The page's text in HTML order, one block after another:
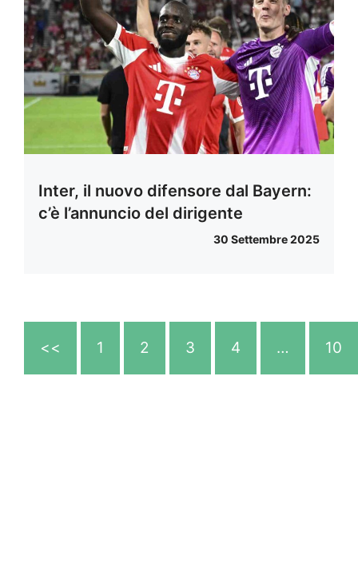
Inter, il nuovo difensore dal Bayern:
c’è l’annuncio del dirigente
30 Settembre 2025
<< 1 2 3 4 … 10